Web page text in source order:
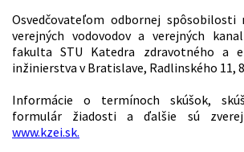
Osvedčovateľom odbornej spôsobilosti
verejných vodovodov a verejných
fakulta STU Katedra zdravotného a
inžinierstva v Bratislave, Radlinského 11,
Informácie o termínoch skúšok,
formulár žiadosti a ďalšie sú
www.kzei.sk.